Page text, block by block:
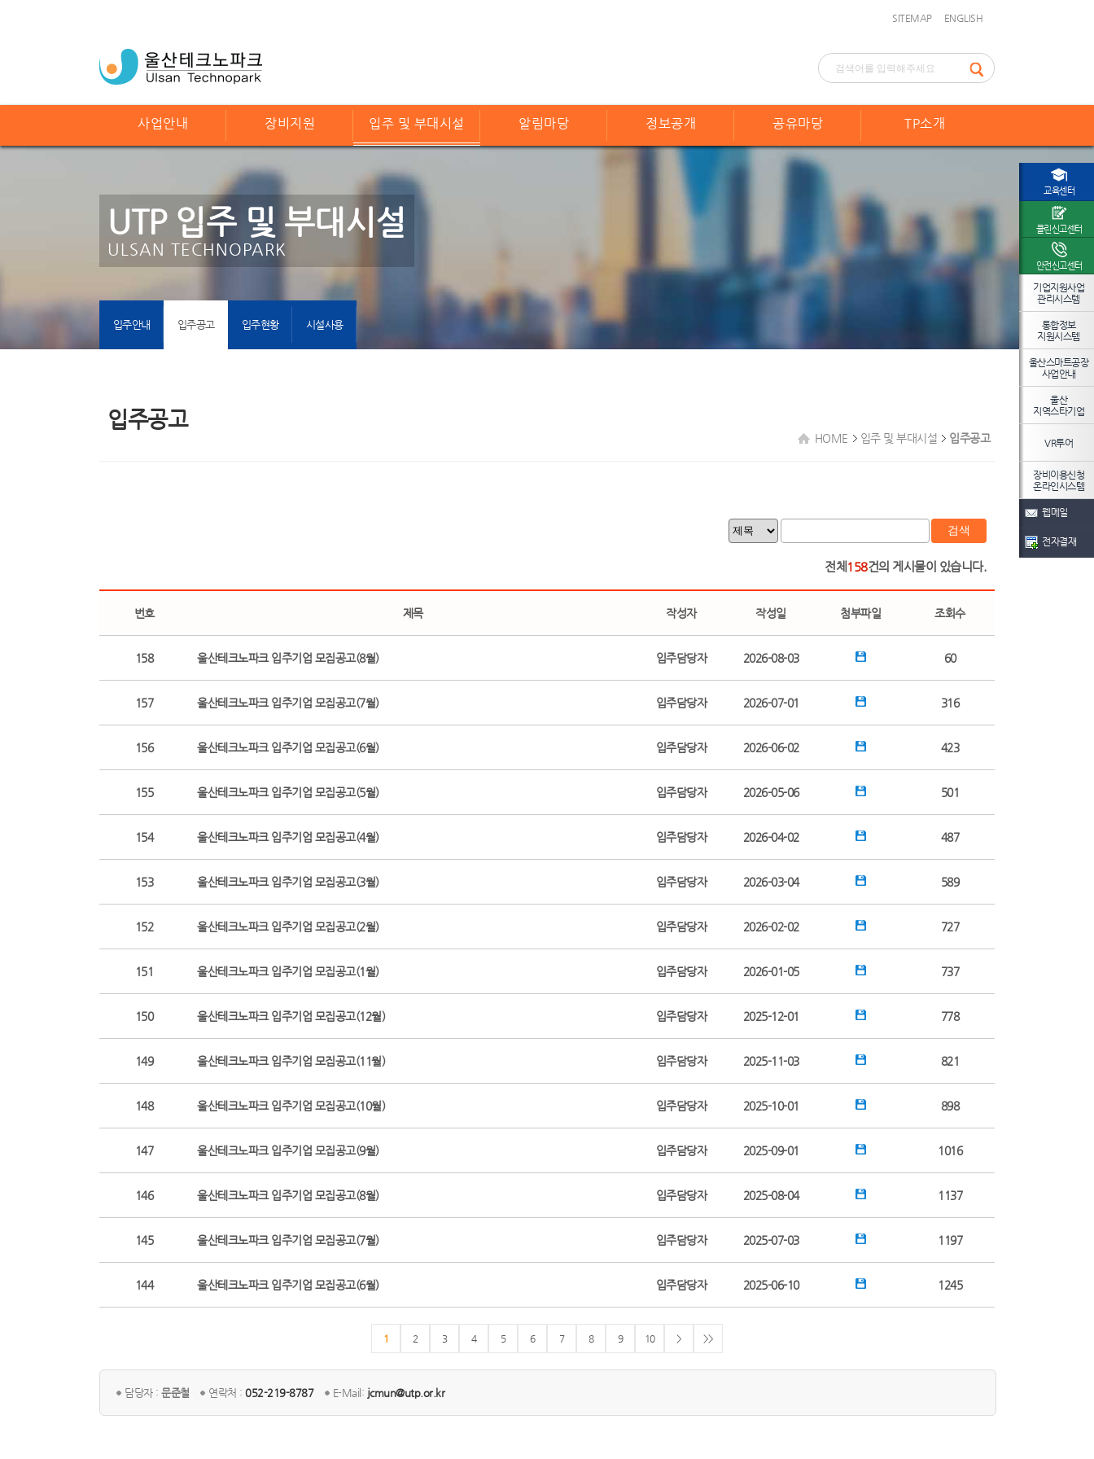
SITEMAP ENGLISH
사업안내 장비지원 입주 및 부대시설 알림마당 정보공개 공유마당 TP소개
UTP 입주 및 부대시설
ULSAN TECHNOPARK
입주안내 입주공고 입주현황 시설사용
입주공고
HOME 입주 및 부대시설 입주공고
검색
전체 158건의 게시물이 있습니다.
번호 제목 작성자 작성일 첨부파일 조회수
158 울산테크노파크 입주기업 모집공고(8월) 입주담당자 2026-08-03 60
157 울산테크노파크 입주기업 모집공고(7월) 입주담당자 2026-07-01 316
156 울산테크노파크 입주기업 모집공고(6월) 입주담당자 2026-06-02 423
155 울산테크노파크 입주기업 모집공고(5월) 입주담당자 2026-05-06 501
154 울산테크노파크 입주기업 모집공고(4월) 입주담당자 2026-04-02 487
153 울산테크노파크 입주기업 모집공고(3월) 입주담당자 2026-03-04 589
152 울산테크노파크 입주기업 모집공고(2월) 입주담당자 2026-02-02 727
151 울산테크노파크 입주기업 모집공고(1월) 입주담당자 2026-01-05 737
150 울산테크노파크 입주기업 모집공고(12월) 입주담당자 2025-12-01 778
149 울산테크노파크 입주기업 모집공고(11월) 입주담당자 2025-11-03 821
148 울산테크노파크 입주기업 모집공고(10월) 입주담당자 2025-10-01 898
147 울산테크노파크 입주기업 모집공고(9월) 입주담당자 2025-09-01 1016
146 울산테크노파크 입주기업 모집공고(8월) 입주담당자 2025-08-04 1137
145 울산테크노파크 입주기업 모집공고(7월) 입주담당자 2025-07-03 1197
144 울산테크노파크 입주기업 모집공고(6월) 입주담당자 2025-06-10 1245
1 2 3 4 5 6 7 8 9 10 > >>
담당자 : 문준철 연락처 : 052-219-8787 E-Mail: jcmun@utp.or.kr
교육센터
클린신고센터
안전신고센터
기업지원사업
관리시스템
통합정보
지원시스템
울산스마트공장
사업안내
울산
지역스타기업
VR투어
장비이용신청
온라인시스템
웹메일
전자결재